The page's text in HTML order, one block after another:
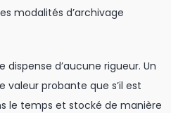
modalités d’archivage
d’aucune rigueur. Un
valeur probante que s’il est
le temps et stocké de manière